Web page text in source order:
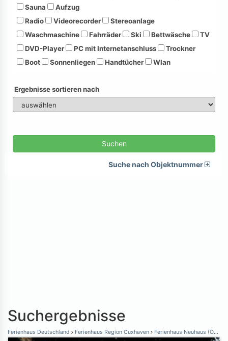
Sauna
Aufzug
Radio
Videorecorder
Stereoanlage
Waschmaschine
Fahrräder Ski Bettwäsche
TV
DVD-Player
PC mit Internetanschluss
Trockner
Boot
Sonnenliegen Handtücher Wlan
Ergebnisse sortieren nach
Suchen
Suche nach Objektnummer
Suchergebnisse
Ferienhaus Deutschland Ferienhaus Region Cuxhaven Ferienhaus Neuhaus (Oste)